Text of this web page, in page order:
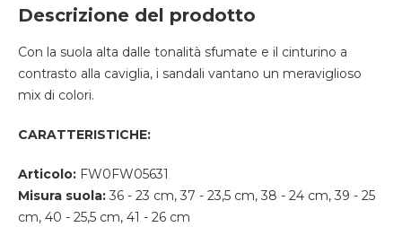
Descrizione del prodotto
Con la suola alta dalle tonalità sfumate e il cinturino a
contrasto alla caviglia, i sandali vantano un meraviglioso
mix di colori.
CARATTERISTICHE:
Articolo: FW0FW05631
Misura suola: 36 - 23 cm, 37 - 23,5 cm, 38 - 24 cm, 39 - 25
cm, 40 - 25,5 cm, 41 - 26 cm